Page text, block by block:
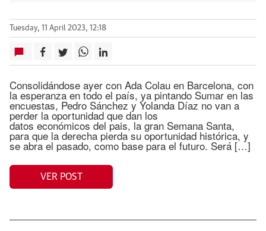
Tuesday, 11 April 2023, 12:18
Consolidándose ayer con Ada Colau en Barcelona, con
la esperanza en todo el país, ya pintando Sumar en las
encuestas, Pedro Sánchez y Yolanda Díaz no van a
perder la oportunidad que dan los
datos económicos del pais, la gran Semana Santa,
para que la derecha pierda su oportunidad histórica, y
se abra el pasado, como base para el futuro. Será […]
VER POST